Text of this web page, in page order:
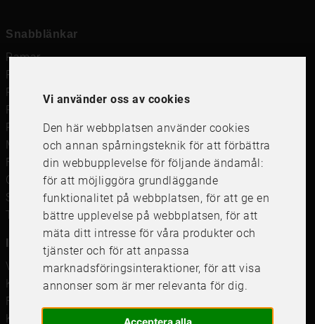
Vi använder oss av cookies
Den här webbplatsen använder cookies
och annan spårningsteknik för att förbättra
din webbupplevelse för följande ändamål:
för att möjliggöra grundläggande
funktionalitet på webbplatsen, för att ge en
bättre upplevelse på webbplatsen,för att
mäta ditt intresse för våra produkter och
tjänster och för att anpassa
marknadsföringsinteraktioner,för att visa
annonser som är mer relevanta för dig.
Acceptera alla
Snabblänkar
Ramar
Ramar till Samsung The Frame
Ramverkstad & inramning
Passepartout
Posters
Måttbeställd passepartout
Framkalla bilder
Canvastavla
Studentskylt och studentplakat
Tavelkrok
Information
Våra butiker
Kundservice
Företagsförsäljning
Köpvillkor